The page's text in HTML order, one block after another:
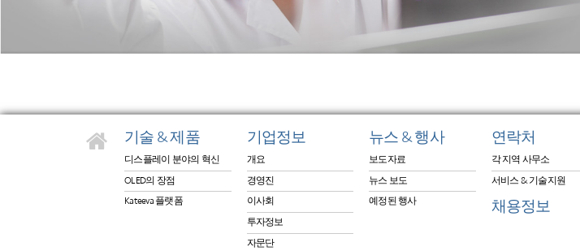
기술 & 제품
디스플레이 분야의 혁신
OLED의 장점
Kateeva 플랫폼
기업정보
개요
경영진
이사회
투자정보
자문단
뉴스 & 행사
보도자료
뉴스 보도
예정된 행사
연락처
각 지역 사무소
서비스 & 기술지원
채용정보